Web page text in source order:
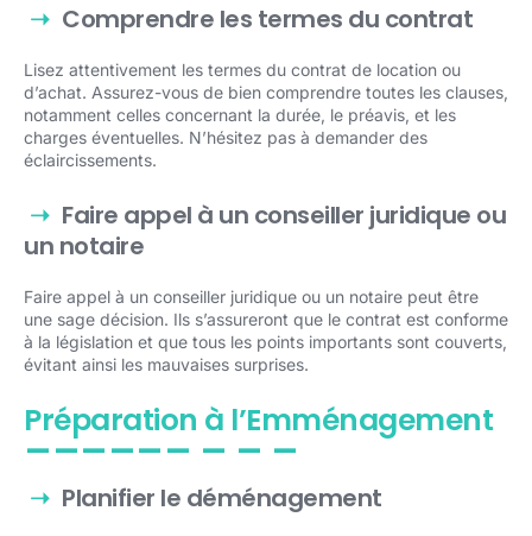
Comprendre les termes du contrat
Lisez attentivement les termes du contrat de location ou
d’achat. Assurez-vous de bien comprendre toutes les clauses,
notamment celles concernant la durée, le préavis, et les
charges éventuelles. N’hésitez pas à demander des
éclaircissements.
Faire appel à un conseiller juridique ou
un notaire
Faire appel à un conseiller juridique ou un notaire peut être
une sage décision. Ils s’assureront que le contrat est conforme
à la législation et que tous les points importants sont couverts,
évitant ainsi les mauvaises surprises.
Préparation à l’Emménagement
Planifier le déménagement